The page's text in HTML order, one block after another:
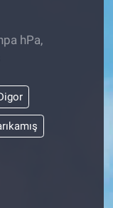
hPa,